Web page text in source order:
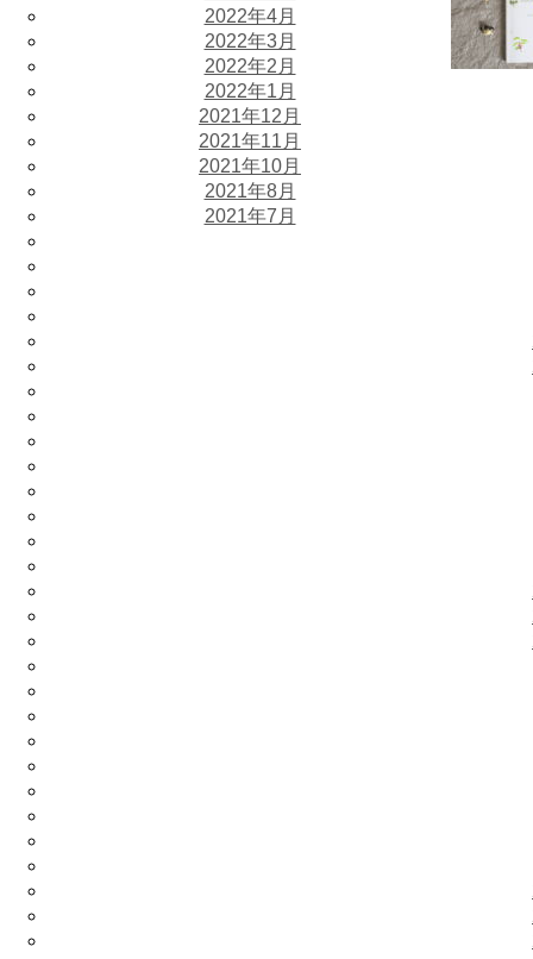
2022年4月
2022年3月
2022年2月
2022年1月
2021年12月
2021年11月
2021年10月
2021年8月
2021年7月